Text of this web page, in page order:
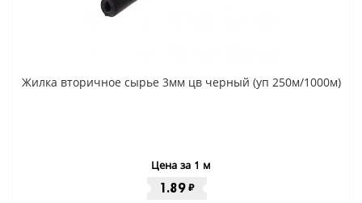
Жилка вторичное сырье 3мм цв черный (уп 250м/1000м)
Цена за 1 м
1.89₽